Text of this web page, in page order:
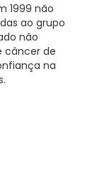
1999 não
ao grupo
não
câncer de
na